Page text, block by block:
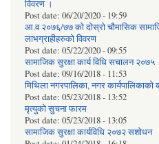
विवरण ।
Post date: 06/20/2020 - 19:59
आ.व २०७६/७७ को दोस्रो चौमासिक
लाभग्राहीहरुको विवरण
Post date: 05/22/2020 - 09:55
सामाजिक सुरक्षा कार्य विधि स‌चालन २०७५
Post date: 09/16/2018 - 11:53
मिथिला नगरपालिका, नगर कार्यपालिकाको
Post date: 05/23/2018 - 13:52
मृत्युको सुचना फारम
Post date: 05/23/2018 - 13:05
सामाजिक सुरक्षा कार्यविधि २०७२ स‌शाेधन